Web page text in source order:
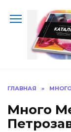
содержанию
ГЛАВНАЯ »
Много